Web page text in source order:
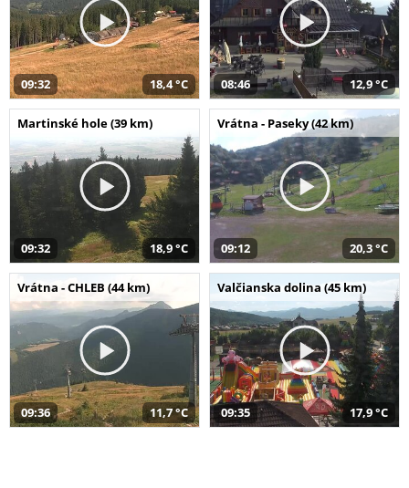
09:32 18,4 °C 08:46 12,9 °C
Martinské hole (39 km)
09:32 18,9 °C
Vrátna - Paseky (42 km)
09:12 20,3 °C
Vrátna - CHLEB (44 km)
09:36 11,7 °C
Valčianska dolina (45 km)
09:35 17,9 °C